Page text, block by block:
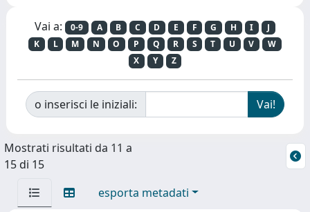
Vai a: 0-9 A B C D E F G H I
J
K
L M N O P Q R S T U V
W
X
Y Z
o inserisci le iniziali:
Mostrati risultati da 11 a
15 di 15
esporta metadati